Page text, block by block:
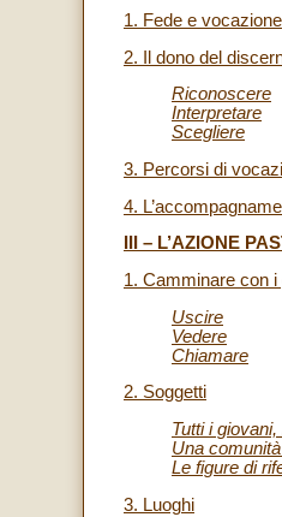
1. Fede e vocazione
2. Il dono del
Riconoscere
Interpretare
Scegliere
3. Percorsi di
4.
III – L’AZIONE
1. Camminare con i
Uscire
Vedere
Chiamare
2. Soggetti
Tutti i
Una
Le figure di
3. Luoghi